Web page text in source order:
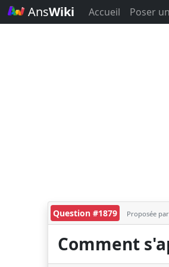
AnsWiki Accueil Poser
Question #1879 Proposée par
Comment